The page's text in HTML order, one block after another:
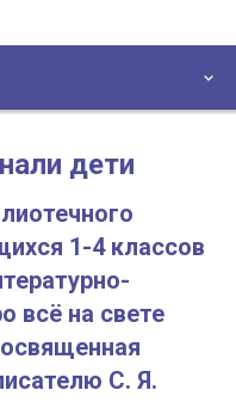
дети
1-4 классов
всё на свете
С. Я.